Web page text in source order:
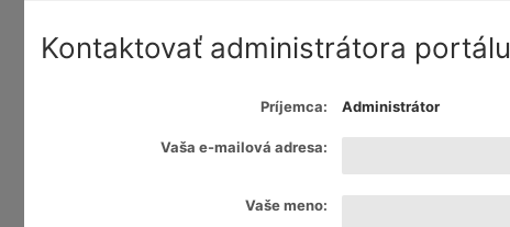
Kontaktovať administrátora portálu
Príjemca: Administrátor
Vaša e-mailová adresa:
Vaše meno: